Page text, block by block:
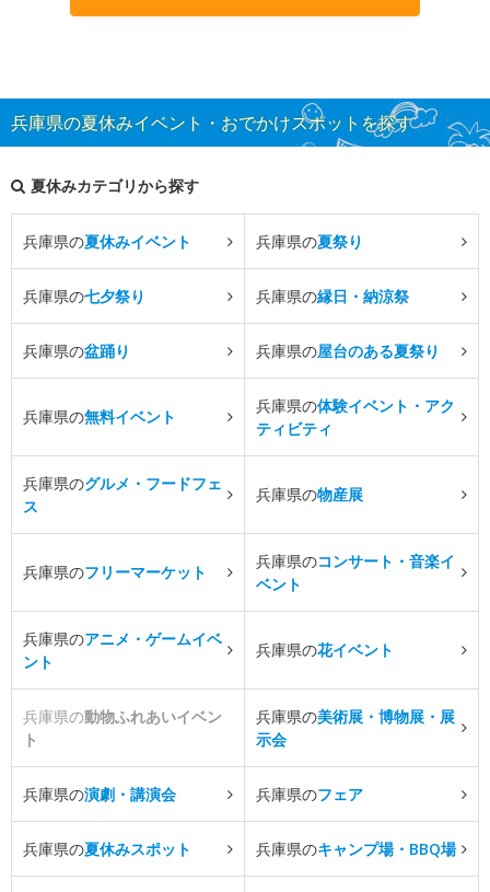
兵庫県の夏休みイベント・おでかけスポットを探す
夏休みカテゴリから探す
兵庫県の夏休みイベント 兵庫県の夏祭り
兵庫県の七夕祭り 兵庫県の縁日・納涼祭
兵庫県の盆踊り 兵庫県の屋台のある夏祭り
兵庫県の無料イベント
兵庫県の体験イベント・アク
ティビティ
兵庫県のグルメ・フードフェ
ス
兵庫県の物産展
兵庫県のフリーマーケット
兵庫県のコンサート・音楽イ
ベント
兵庫県のアニメ・ゲームイベ
ント
兵庫県の花イベント
兵庫県の動物ふれあいイベン
ト
兵庫県の美術展・博物展・展
示会
兵庫県の演劇・講演会 兵庫県のフェア
兵庫県の夏休みスポット 兵庫県のキャンプ場・BBQ場